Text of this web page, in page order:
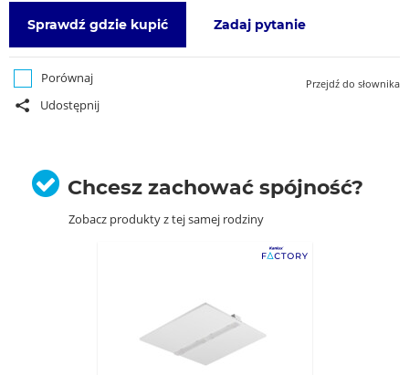
Sprawdź gdzie kupić Zadaj pytanie
Porównaj
Udostępnij
Przejdź do słownika
Chcesz zachować spójność?
Zobacz produkty z tej samej rodziny